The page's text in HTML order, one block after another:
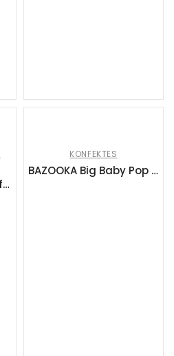
R.BAND Želejkonf. “Starfish” (24x90g)
KONFEKTES
BAZOOKA Big Baby Pop Duo Favourites (12x32g)